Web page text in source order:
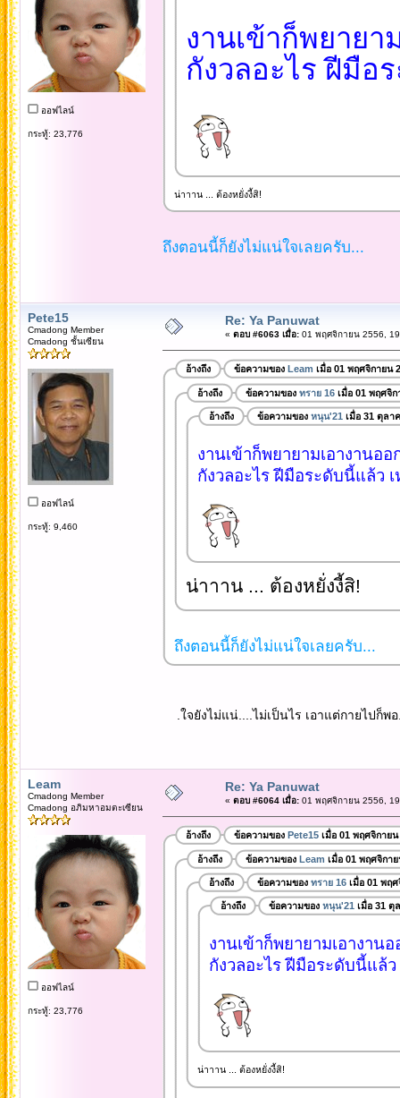
ออฟไลน์
กระทู้: 23,776
งานเข้าก็พยายา
กังวลอะไร ฝีมือ
น่าาาน ... ต้องหยั่งงี้สิ!
ถึงตอนนี้ก็ยังไม่แน่ใจเลยครับ...
Pete15
Cmadong Member
Cmadong ชั้นเซียน
ออฟไลน์
กระทู้: 9,460
Re: Ya Panuwat
« ตอบ #6063 เมื่อ:01 พฤศจิกายน 2556,
อ้างถึง ข้อความของ Leam เมื่อ 01 พฤศจิกายน
อ้างถึง ข้อความของ ทราย 16เมื่อ 01 พฤศจิก
อ้างถึง ข้อความของ หนุน'21 เมื่อ 31 ตุลา
งานเข้าก็พยายามเอางานอ
กังวลอะไร ฝีมือระดับนี้แล้ว เ
น่าาาน ... ต้องหยั่งงี้สิ!
ถึงตอนนี้ก็ยังไม่แน่ใจเลยครับ...
.ใจยังไม่แน่....ไม่เป็นไร เอาแต่กายไปก็พ
Leam
Cmadong Member
Cmadong อภิมหาอมตะเซียน
ออฟไลน์
กระทู้: 23,776
Re: Ya Panuwat
« ตอบ #6064 เมื่อ:01 พฤศจิกายน 2556,
อ้างถึง ข้อความของ Pete15เมื่อ 01 พฤศจิกายน
อ้างถึง ข้อความของ Leam เมื่อ 01 พฤศจิกา
อ้างถึง ข้อความของ ทราย 16เมื่อ 01 พฤศ
อ้างถึง ข้อความของ หนุน'21 เมื่อ 31 ตุ
งานเข้าก็พยายามเอางาน
กังวลอะไร ฝีมือระดับนี้แล้ว
น่าาาน ... ต้องหยั่งงี้สิ!